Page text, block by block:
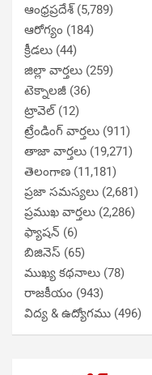
ఆంధ్రప్రదేశ్(5,789)
ఆరోగ్యం (184)
క్రీడలు (44)
జిల్లా వార్తలు (259)
టెక్నాలజీ (36)
ట్రావెల్(12)
ట్రేండింగ్ వార్తలు (911)
తాజా వార్తలు (19,271)
తెలంగాణ (11,181)
ప్రజా సమస్యలు (2,681)
ప్రముఖ వార్తలు (2,286)
ఫ్యాషన్ (6)
బిజినెస్ (65)
ముఖ్య కథనాలు (78)
రాజకీయం (943)
విద్య & ఉద్యోగము (496)